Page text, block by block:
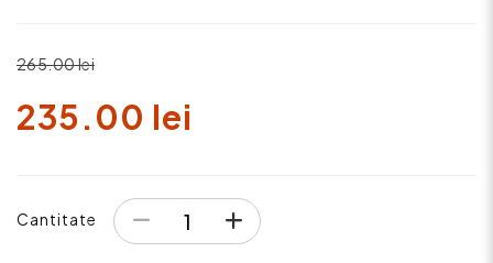
265.00 lei
235.00 lei
Cantitate